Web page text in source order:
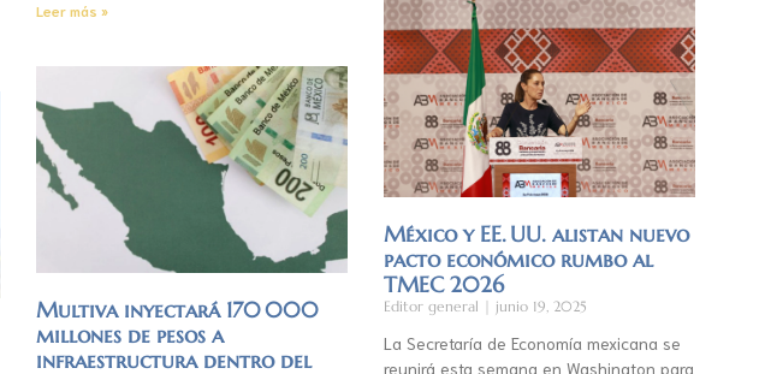
Leer más »
Multiva inyectará 170 000
millones de pesos a
infraestructura dentro del
México y EE. UU. alistan nuevo
pacto económico rumbo al
TMEC 2026
Editor general junio 19, 2025
La Secretaría de Economía mexicana se
reunirá esta semana en Washington para